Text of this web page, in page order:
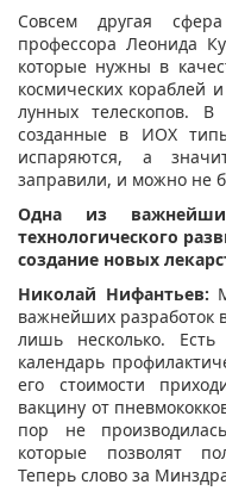
Совсем другая
профессора Леонида
которые нужны в
космических кораблей
лунных телескопов.
созданные в ИОХ
испаряются, а
заправили, и можно не
Одна из
технологического
создание новых
Николай Нифантьев:
важнейших разработок
лишь несколько.
календарь
его стоимости
вакцину от
пор не
которые позволят
Теперь слово за